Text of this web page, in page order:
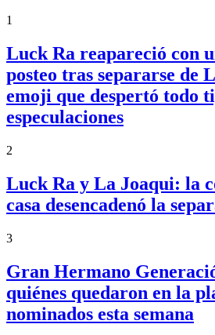
1
Luck Ra reapareció con
posteo tras separarse de
emoji que despertó todo
especulaciones
2
Luck Ra y La Joaqui: la
casa desencadenó la
3
Gran Hermano
quiénes quedaron en la
nominados esta semana